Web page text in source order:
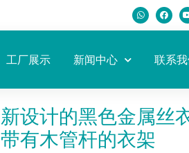
工厂展示 新闻中心 联系
新设计的黑色金属丝
带有木管杆的衣架